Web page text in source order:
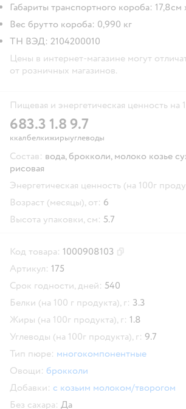
Габариты транспортного короба: 17,8см
Вес брутто короба: 0,990 кг
ТН ВЭД: 2104200010
Цены в интернет-магазине могут
от розничных магазинов.
Пищевая и энергетическая ценность на
68
ккал
3.3
белки
1.8
жиры
9.7
углеводы
Состав: вода, брокколи, молоко козье
рисовая
Энергетическая ценность (на 100г
Возраст (месяцы), от: 6
Высота упаковки, см: 5.7
Код товара: 1000908103
Артикул: 175
Срок годности, дней: 540
Белки (на 100 г продукта), г: 3.3
Жиры (на 100г продукта), г: 1.8
Углеводы (на 100г продукта), г: 9.7
Тип пюре: многокомпонентные
Овощи: брокколи
Добавки: с козьим молоком/творогом
Без сахара: Да